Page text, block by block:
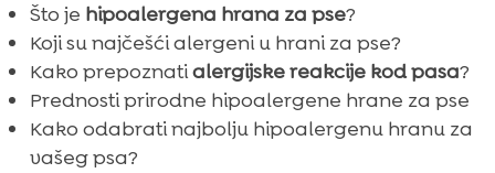
hranu
 Sastojci u hipoalergenoj hrani za pse
Značajka i prednosti CricksyDog hrane za
pse
 Prednosti hipoalergene prehrane
Što je hipoalergena hrana za pse?
Koji su najčešći alergeni u hrani za pse?
Kako prepoznatialergijske reakcije kod pasa?
Prednosti prirodne hipoalergene hrane za pse
Kako odabrati najbolju hipoalergenu hranu za
vašeg psa?